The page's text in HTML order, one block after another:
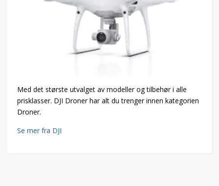
Med det største utvalget av modeller og tilbehør i alle
prisklasser. DJI Droner har alt du trenger innen kategorien
Droner.
Se mer fra DJI